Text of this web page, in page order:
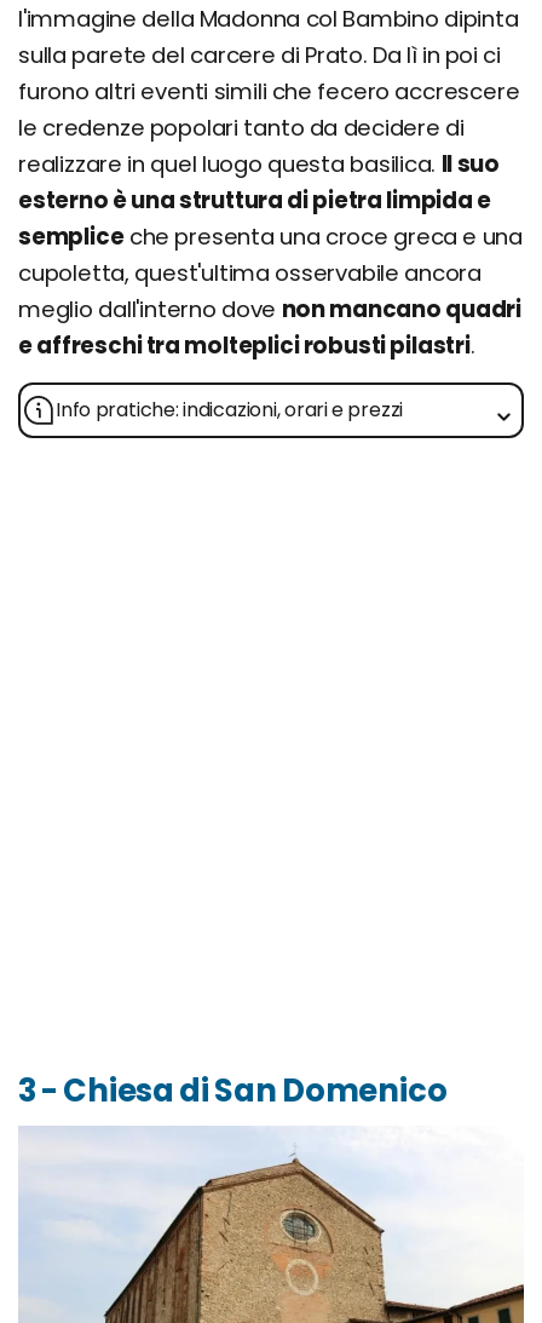
l'immagine della Madonna col Bambino dipinta
sulla parete del carcere di Prato. Da lì in poi ci
furono altri eventi simili che fecero accrescere
le credenze popolari tanto da decidere di
realizzare in quel luogo questa basilica. Il suo
esterno è una struttura di pietra limpida e
sempliceche presenta una croce greca e una
cupoletta, quest'ultima osservabile ancora
meglio dall'interno dove non mancano quadri
e affreschi tra molteplici robusti pilastri.
Info pratiche: indicazioni, orari e prezzi
3 - Chiesa di San Domenico